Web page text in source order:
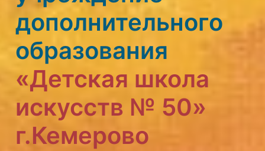
дополнительного
образования
«Детская школа
искусств № 50»
г.Кемерово